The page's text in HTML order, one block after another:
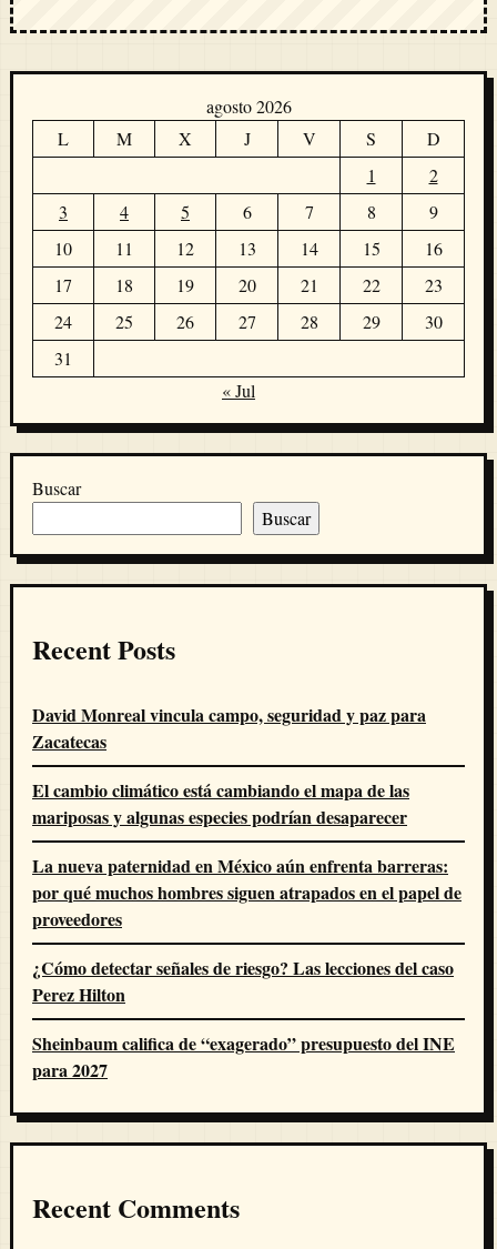
agosto 2026
L
M X J V S
D
1
2
3
4 5 6 7 8
9
10
11 12 13 14 15
16
17
18 19 20 21 22
23
24
25 26 27 28 29
30
31
« Jul
Buscar
Buscar
Recent Posts
David Monreal vincula campo, seguridad y paz para
Zacatecas
El cambio climático está cambiando el mapa de las
mariposas y algunas especies podrían desaparecer
La nueva paternidad en México aún enfrenta barreras:
por qué muchos hombres siguen atrapados en el papel de
proveedores
¿Cómo detectar señales de riesgo? Las lecciones del caso
Perez Hilton
Sheinbaum califica de “exagerado” presupuesto del INE
para 2027
Recent Comments